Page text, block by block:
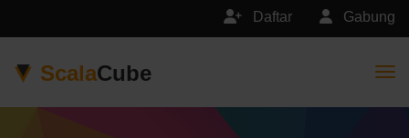
Gabung
Daftar
ScalaCube